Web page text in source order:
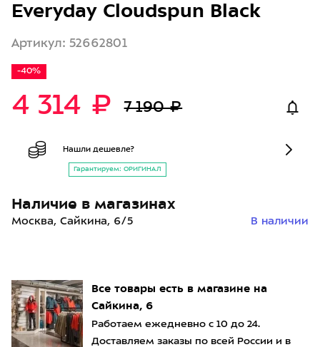
Все товары есть в магазине на
Сайкина, 6
Работаем ежедневно с 10 до 24.
Доставляем заказы по всей России и в
Everyday Cloudspun Black
Артикул: 52662801
-40%
4 314 ₽ 7 190 ₽
Нашли дешевле?
Гарантируем: ОРИГИНАЛ
Наличие в магазинах
Москва, Сайкина, 6/5 В наличии